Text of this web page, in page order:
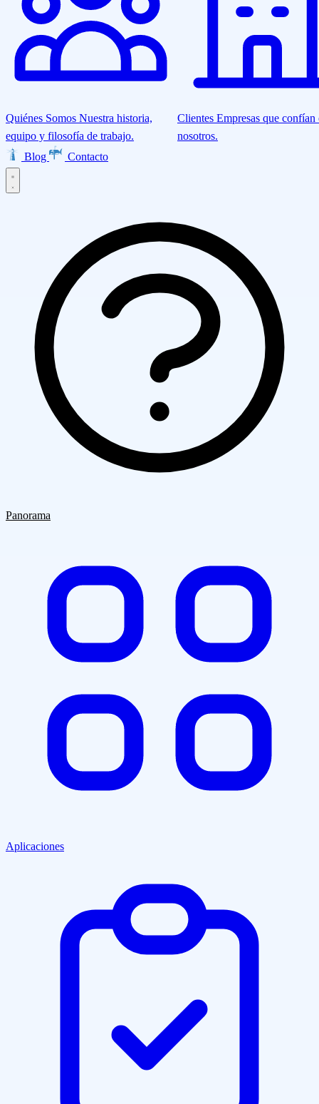
Quiénes Somos Nuestra historia,
equipo y filosofía de trabajo.
Clientes Empresas que confían
nosotros.
Blog
Contacto
EMMA · Email Marketing LISA · Encuestas
INES · Mesa de
Ayuda
Clarabot · Chatbot
Servicios
Diseño Web Desarrollo de Aplicaciones EcommerceAsesoría AWS
Transformación Digital
Empresa
Panorama
Aplicaciones